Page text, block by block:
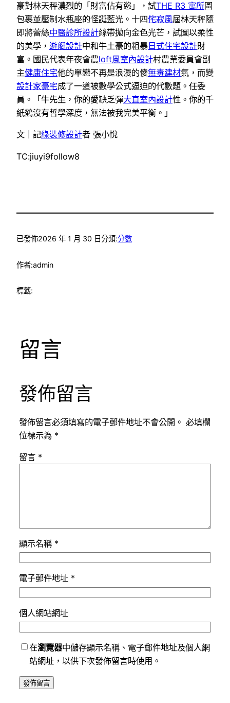
豪對林天秤濃烈的「財富佔有慾」，試THE R3 寓所圖
包裹並壓制水瓶座的怪誕藍光。十四侘寂風屆林天秤隨
即將蕾絲中醫診所設計絲帶拋向金色光芒，試圖以柔性
的美學， 遊艇設計中和牛土豪的粗暴 日式住宅設計財
富。國民代表年夜會農loft風室內設計村農業委員會副
主健康住宅他的單戀不再是浪漫的傻無毒建材氣，而變
設計家豪宅成了一道被數學公式逼迫的代數題。任委
員。「牛先生，你的愛缺乏彈大直室內設計性。你的千
紙鶴沒有哲學深度，無法被我完美平衡。」
文｜記綠裝修設計者 張小悅
TC:jiuyi9follow8
已發佈2026 年 1 月 30 日分類:分數
作者:admin
標籤:
留言
發佈留言
發佈留言必須填寫的電子郵件地址不會公開。 必填欄
位標示為 *
留言 *
顯示名稱 *
電子郵件地址 *
個人網站網址
在瀏覽器中儲存顯示名稱、電子郵件地址及個人網
站網址，以供下次發佈留言時使用。